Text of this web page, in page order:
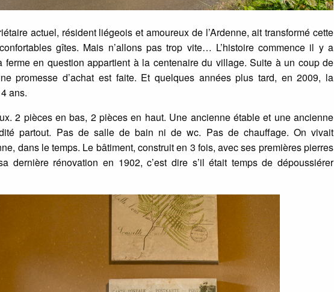
actuel, résident liégeois et amoureux de l’Ardenne, ait transformé cette
gîtes. Mais n’allons pas trop vite… L’histoire commence il y a
en question appartient à la centenaire du village. Suite à un coup de
promesse d’achat est faite. Et quelques années plus tard, en 2009, la
ans.
2 pièces en bas, 2 pièces en haut. Une ancienne étable et une ancienne
partout. Pas de salle de bain ni de wc. Pas de chauffage. On vivait
dans le temps. Le bâtiment, construit en 3 fois, avec ses premières pierres
dernière rénovation en 1902, c’est dire s’il était temps de dépoussiérer